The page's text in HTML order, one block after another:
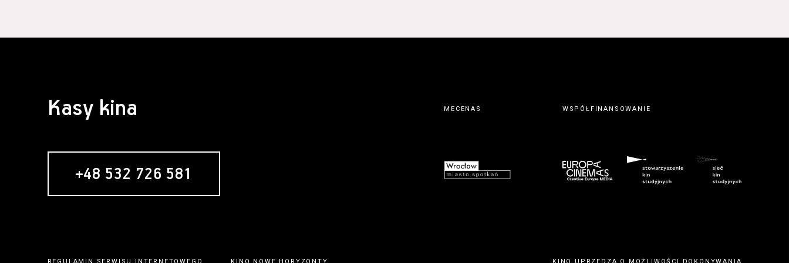
Kasy kina
+48 532 726 581
MECENAS WSPÓŁFINANSOWANIE